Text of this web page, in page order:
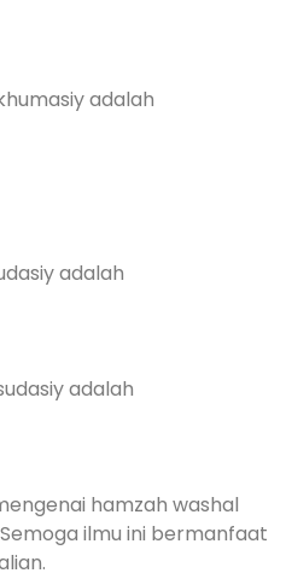
adalah
adalah
adalah
hamzah washal
ilmu ini bermanfaat